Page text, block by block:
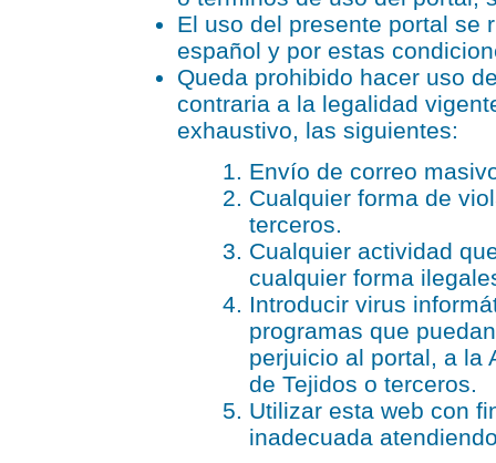
El uso del presente portal se
español y por estas
Queda prohibido hacer uso
contraria a la legalidad
exhaustivo, las siguientes:
Envío de correo
Cualquier forma de
terceros.
Cualquier actividad
cualquier forma
Introducir virus
programas que
perjuicio al portal, a la
de Tejidos o terceros.
Utilizar esta web con
inadecuada